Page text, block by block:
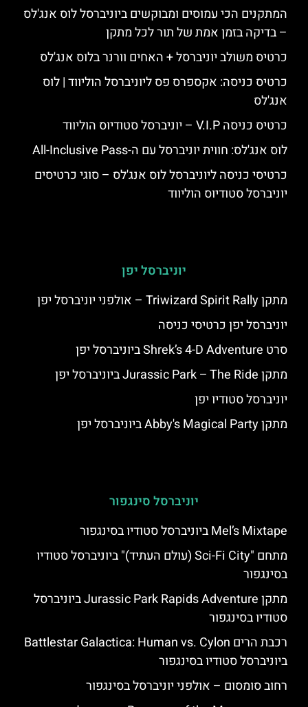
המתקנים הכי עמוסים ומבוקשים ביוניברסל לוס אנג'לס
– בדיקה בזמן אמת של תור לכל מתקן
כרטיס משולב יוניברסל + האחים וורנר בלוס אנג'לס
כרטיס כניסה: אקספרס פס ליוניברסל הוליווד | לוס
אנג'לס
כרטיס כניסה V.I.P – יוניברסל סטודיוס הוליווד
לוס אנג'לס: חווית יוניברסל עם ה-All-Inclusive Pass
כרטיסי כניסה ליוניברסל לוס אנג'לס – סוגי כרטיסים
יוניברסל סטודיוס הוליווד
יוניברסל יפן
מתקן Triwizard Spirit Rally – אולפני יוניברסל יפן
יוניברסל יפן כרטיסי כניסה
סרט Shrek’s 4-D Adventure ביוניברסל יפן
מתקן Jurassic Park – The Ride ביוניברסל יפן
יוניברסל סטודיו יפן
מתקן Abby's Magical Party ביוניברסל יפן
יוניברסל סינגפור
Mel’s Mixtape ביוניברסל סטודיו בסינגפור
מתחם "Sci-Fi City (עולם העתיד)" ביוניברסל סטודיו
בסינגפור
מתקן Jurassic Park Rapids Adventure ביוניברסל
סטודיו בסינגפור
רכבת הרים Battlestar Galactica: Human vs. Cylon
ביוניברסל סטודיו בסינגפור
רחוב סומסום – אולפני יוניברסל בסינגפור